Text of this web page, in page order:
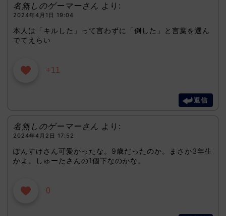
名無しのゲーマーさん より:
2024年4月1日 19:04
本人は「キルした」って言わずに「倒した」と言葉を選ん
でてえらい
+11
返信
名無しのゲーマーさん より:
2024年4月2日 17:52
ぽんすけさん可愛かったな。9歳だったのか。まさか3年生
かよ。しゅーたさんの1個下なのかな。
0